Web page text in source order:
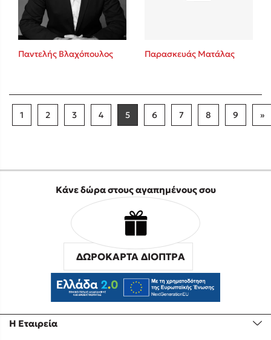
Παντελής Βλαχόπουλος Παρασκευάς Ματάλας
1 2 3 4 5 6 7 8 9 »
Η Εταιρεία
Κάνε δώρα στους αγαπημένους σου
ΔΩΡΟΚΑΡΤΑ ΔΙΟΠΤΡΑ